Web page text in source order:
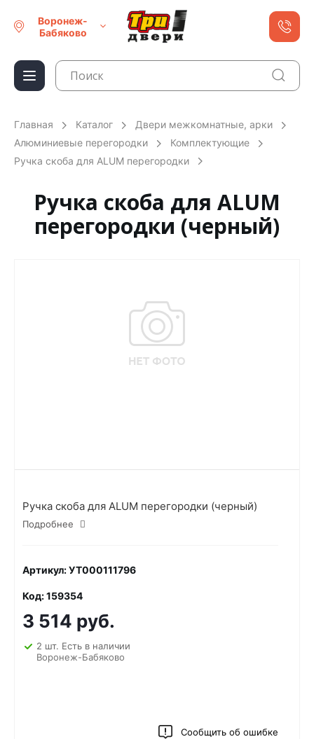
Воронеж-
Бабяково
Главная Каталог
Двери межкомнатные, арки
Алюминиевые перегородки
Комплектующие
Ручка скоба для ALUM перегородки
Ручка скоба для ALUM
перегородки (черный)
Ручка скоба для ALUM перегородки (черный)
Подробнее
Артикул: УТ000111796
Код: 159354
3 514 руб.
2 шт. Есть в наличии
Воронеж-Бабяково
Сообщить об ошибке